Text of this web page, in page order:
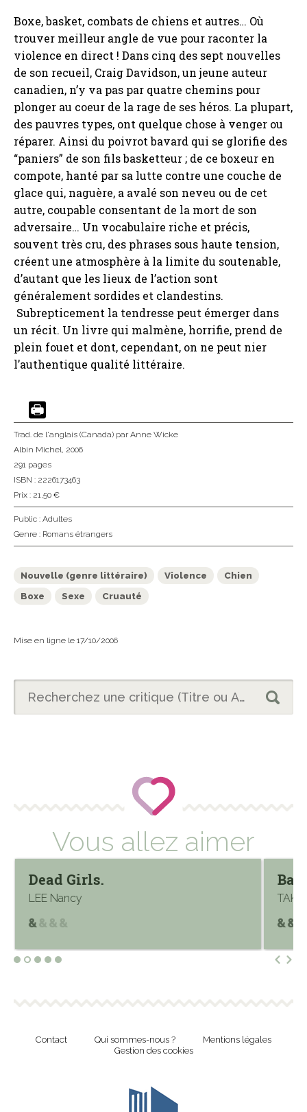
Boxe, basket, combats de chiens et autres… Où
trouver meilleur angle de vue pour raconter la
violence en direct ! Dans cinq des sept nouvelles
de son recueil, Craig Davidson, un jeune auteur
canadien, n’y va pas par quatre chemins pour
plonger au coeur de la rage de ses héros. La plupart,
des pauvres types, ont quelque chose à venger ou
réparer. Ainsi du poivrot bavard qui se glorifie des
“paniers” de son fils basketteur ; de ce boxeur en
compote, hanté par sa lutte contre une couche de
glace qui, naguère, a avalé son neveu ou de cet
autre, coupable consentant de la mort de son
adversaire… Un vocabulaire riche et précis,
souvent très cru, des phrases sous haute tension,
créent une atmosphère à la limite du soutenable,
d’autant que les lieux de l’action sont
généralement sordides et clandestins.
Subrepticement la tendresse peut émerger dans
un récit. Un livre qui malmène, horrifie, prend de
plein fouet et dont, cependant, on ne peut nier
l’authentique qualité littéraire.
Trad. de l'anglais (Canada) par Anne Wicke
Albin Michel, 2006
291 pages
ISBN : 2226173463
Prix : 21,50 €
Public : Adultes
Genre : Romans étrangers
Nouvelle (genre littéraire) Violence
Chien
Boxe
Sexe Cruauté
Mise en ligne le 17/10/2006
Vous allez aimer
Dead Girls.
LEE Nancy
Contact Qui sommes-nous ?
Mentions légales
Gestion des cookies